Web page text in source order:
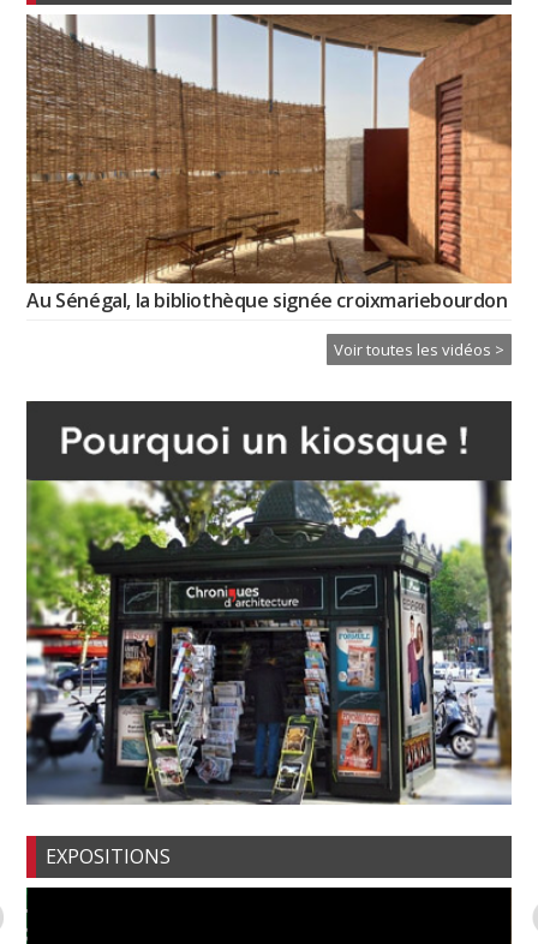
Au Sénégal, la bibliothèque signée croixmariebourdon
Voir toutes les vidéos >
EXPOSITIONS